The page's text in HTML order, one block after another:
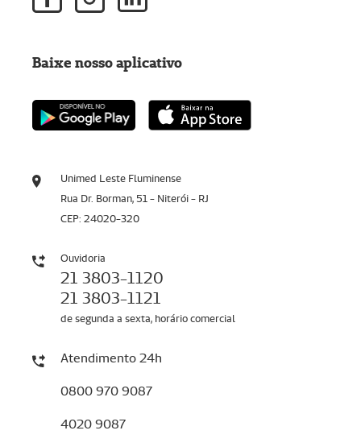
Unimed Leste Fluminense
Rua Dr. Borman, 51 - Niterói - RJ
CEP: 24020-320
Ouvidoria
21 3803-1120
21 3803-1121
de segunda a sexta, horário comercial
Atendimento 24h
0800 970 9087
4020 9087
Baixe nosso aplicativo